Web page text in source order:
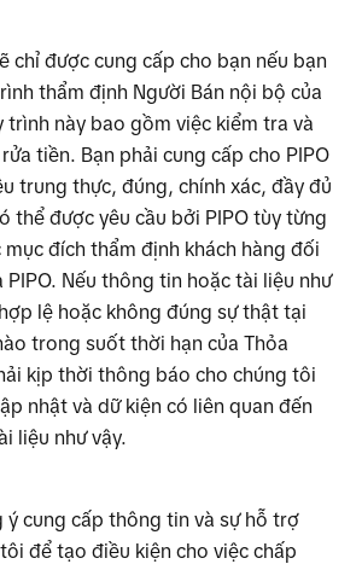
chỉ được cung cấp cho bạn nếu bạn
thẩm định Người Bán nội bộ của
trình này bao gồm việc kiểm tra và
tiền. Bạn phải cung cấp cho PIPO
trung thực, đúng, chính xác, đầy đủ
thể được yêu cầu bởi PIPO tùy từng
đích thẩm định khách hàng đối
PIPO. Nếu thông tin hoặc tài liệu như
lệ hoặc không đúng sự thật tại
trong suốt thời hạn của Thỏa
kịp thời thông báo cho chúng tôi
nhật và dữ kiện có liên quan đến
liệu như vậy.
ý cung cấp thông tin và sự hỗ trợ
để tạo điều kiện cho việc chấp